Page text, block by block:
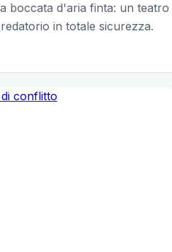
boccata d'aria finta: un teatro
in totale sicurezza.